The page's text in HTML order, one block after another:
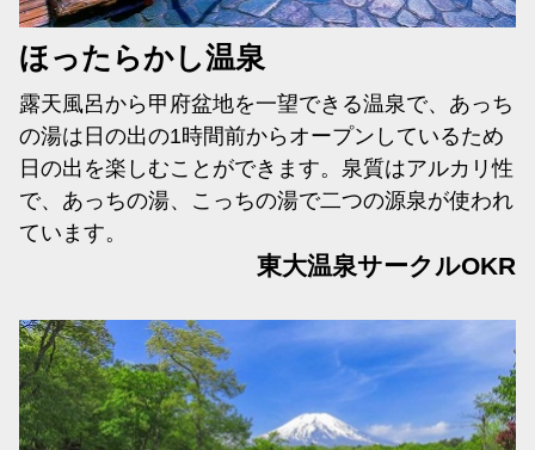
ほったらかし温泉
露天風呂から甲府盆地を一望できる温泉で、あっち
の湯は日の出の1時間前からオープンしているため
日の出を楽しむことができます。泉質はアルカリ性
で、あっちの湯、こっちの湯で二つの源泉が使われ
ています。
東大温泉サークルOKR